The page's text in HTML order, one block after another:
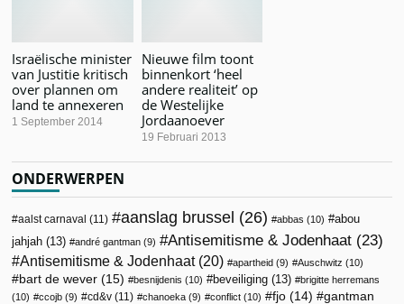
Israëlische minister
van Justitie kritisch
over plannen om
land te annexeren
1 September 2014
Nieuwe film toont
binnenkort ‘heel
andere realiteit’ op
de Westelijke
Jordaanoever
19 Februari 2013
ONDERWERPEN
aalst carnaval (11) aanslag brussel (26) abbas (10)
abou
jahjah (13) andré gantman (9) Antisemitisme & Jodenhaat (23)
Antisemitisme & Jodenhaat(20) apartheid (9) Auschwitz (10)
bart de wever (15) besnijdenis (10) beveiliging (13)
brigitte herremans
(10)
ccojb (9) cd&v (11) chanoeka (9) conflict (10) fjo (14) gantman